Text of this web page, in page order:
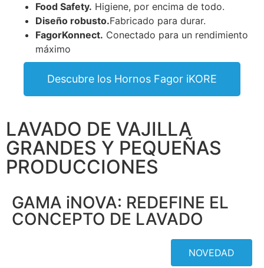
Food Safety. Higiene, por encima de todo.
Diseño robusto.Fabricado para durar.
FagorKonnect. Conectado para un rendimiento
máximo
Descubre los Hornos Fagor iKORE
LAVADO DE VAJILLA
GRANDES Y PEQUEÑAS
PRODUCCIONES
GAMA iNOVA: REDEFINE EL
CONCEPTO DE LAVADO
NOVEDAD